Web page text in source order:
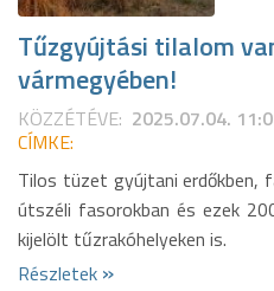
Tűzgyújtási tilalom
vármegyében!
KÖZZÉTÉVE: 2025.07.04.
CÍMKE:
Tilos tüzet gyújtani erdőkben,
útszéli fasorokban és ezek
kijelölt tűzrakóhelyeken is.
Részletek »